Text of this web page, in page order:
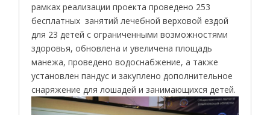
рамках реализации проекта проведено 253
бесплатных занятий лечебной верховой ездой
для 23 детей с ограниченными возможностями
здоровья, обновлена и увеличена площадь
манежа, проведено водоснабжение, а также
установлен пандус и закуплено дополнительное
снаряжение для лошадей и занимающихся детей.